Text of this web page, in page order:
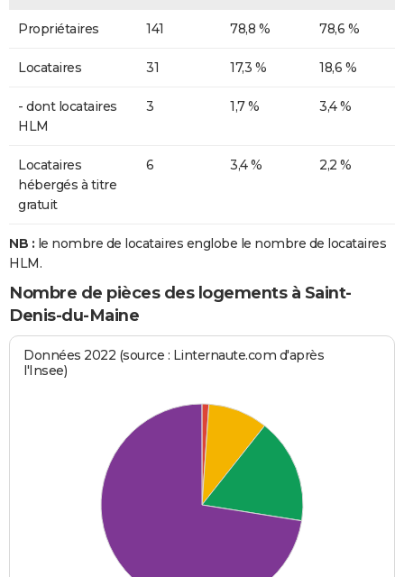
Propriétaires 141 78,8 % 78,6 %
Locataires 31 17,3 % 18,6 %
- dont locataires
HLM
3 1,7 % 3,4 %
Locataires
hébergés à titre
gratuit
6 3,4 % 2,2 %
NB : le nombre de locataires englobe le nombre de locataires
HLM.
Nombre de pièces des logements à Saint-
Denis-du-Maine
Données 2022 (source : Linternaute.com d'après
l'Insee)